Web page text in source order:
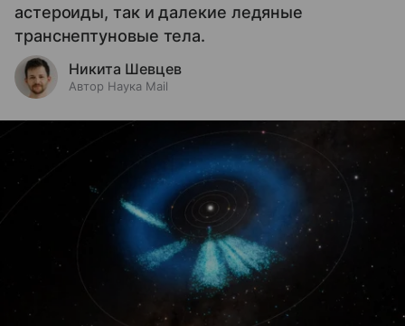
астероиды, так и далекие ледяные
транснептуновые тела.
Никита Шевцев
Автор Наука Mail